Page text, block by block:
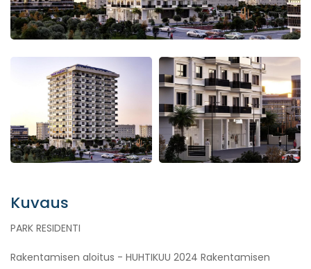
Kuvaus
PARK RESIDENTI
Rakentamisen aloitus - HUHTIKUU 2024 Rakentamisen